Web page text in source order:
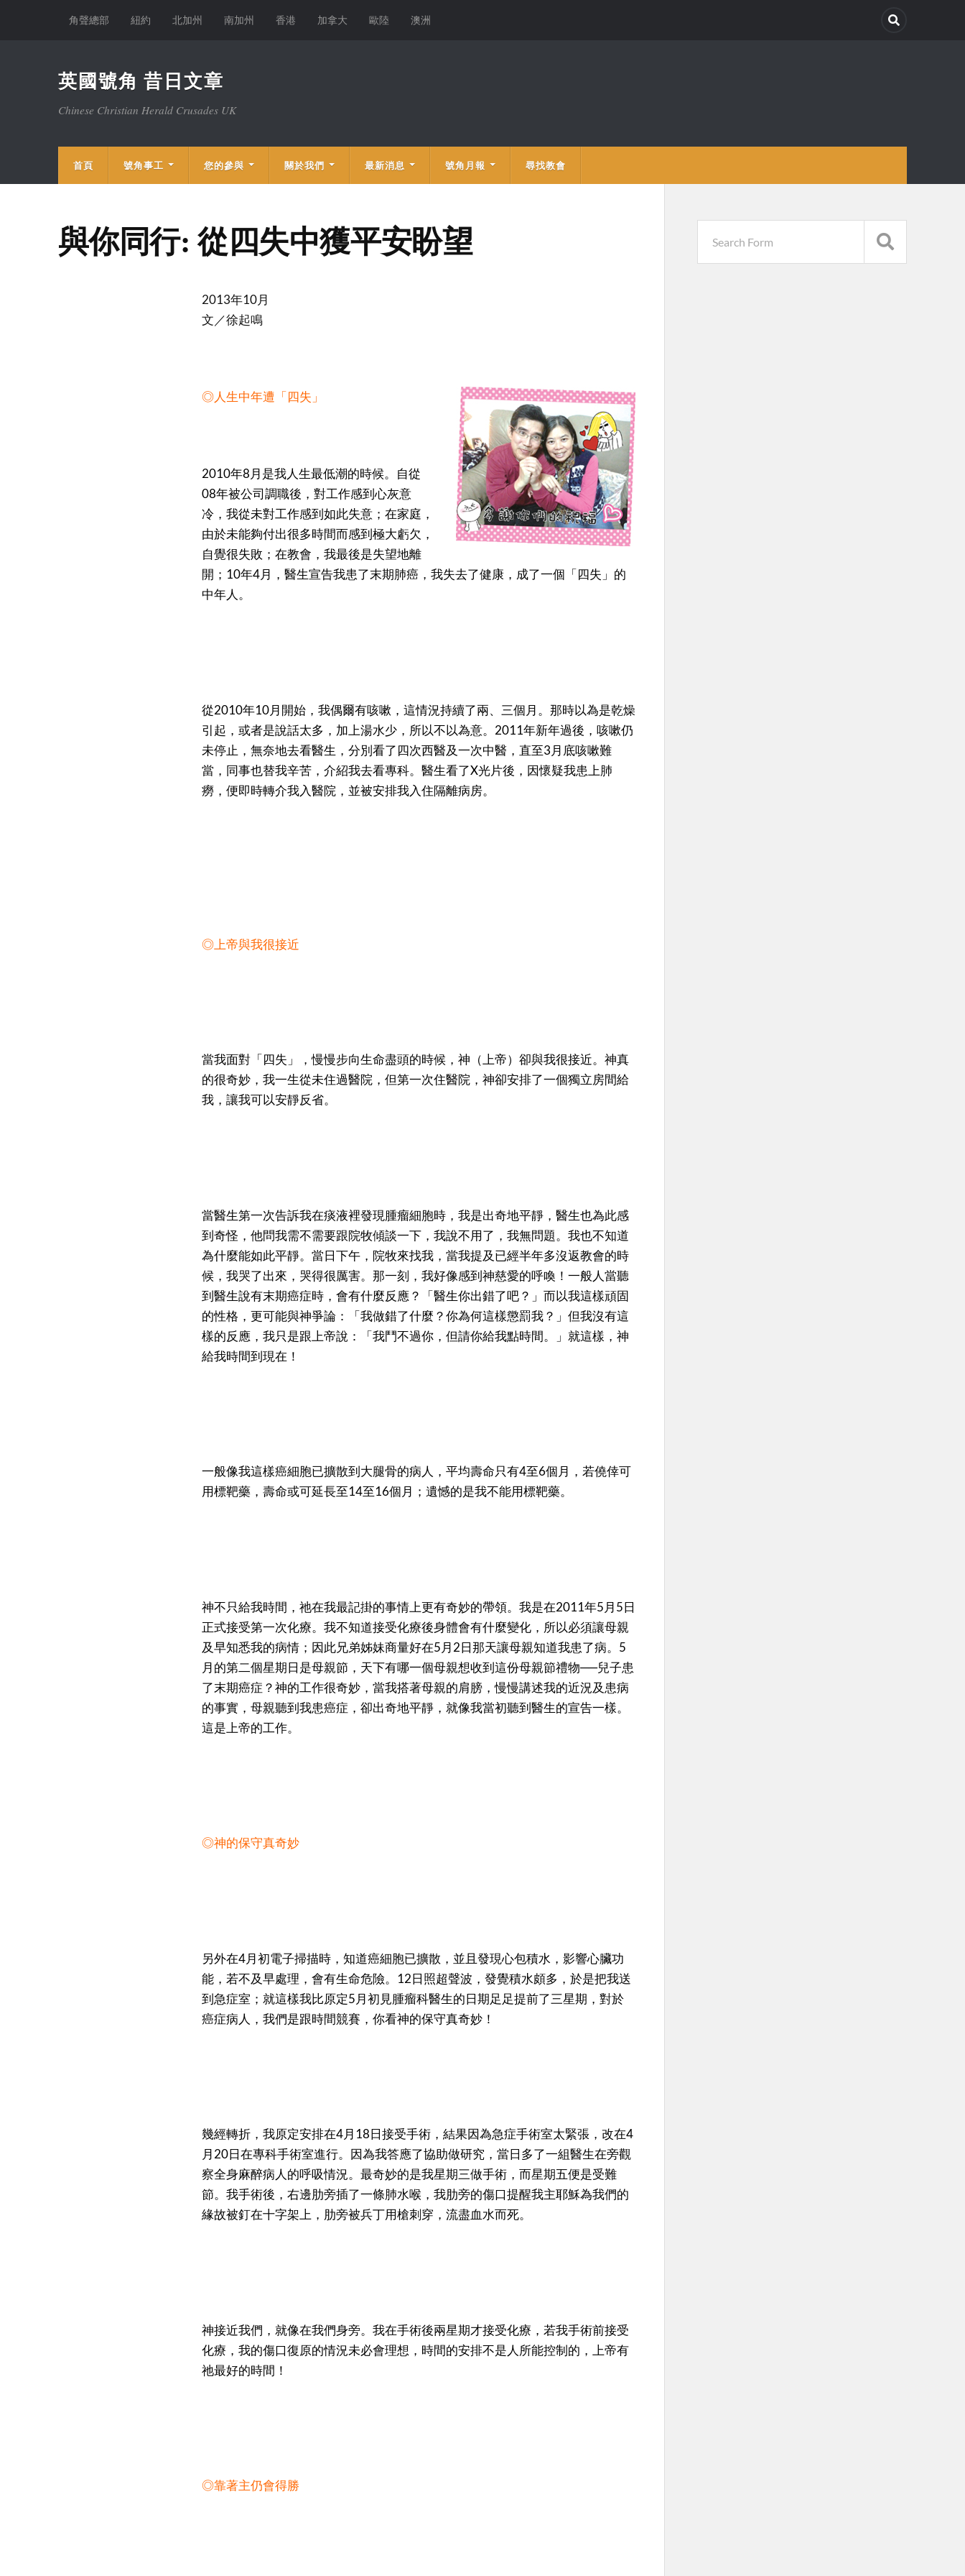
角聲總部 紐約 北加州 南加州 香港 加拿大 歐陸 澳洲
英國號角 昔日文章
Chinese Christian Herald Crusades UK
首頁 號角事工 您的參與 關於我們 最新消息 號角月報 尋找教會
與你同行: 從四失中獲平安盼望
2013年10月
文／徐起鳴
◎人生中年遭「四失」
2010年8月是我人生最低潮的時候。自從
08年被公司調職後，對工作感到心灰意
冷，我從未對工作感到如此失意；在家庭，
由於未能夠付出很多時間而感到極大虧欠，
自覺很失敗；在教會，我最後是失望地離
開；10年4月，醫生宣告我患了末期肺癌，我失去了健康，成了一個「四失」的
中年人。
從2010年10月開始，我偶爾有咳嗽，這情況持續了兩、三個月。那時以為是乾燥
引起，或者是說話太多，加上湯水少，所以不以為意。2011年新年過後，咳嗽仍
未停止，無奈地去看醫生，分別看了四次西醫及一次中醫，直至3月底咳嗽難
當，同事也替我辛苦，介紹我去看專科。醫生看了X光片後，因懷疑我患上肺
癆，便即時轉介我入醫院，並被安排我入住隔離病房。
◎上帝與我很接近
當我面對「四失」，慢慢步向生命盡頭的時候，神（上帝）卻與我很接近。神真
的很奇妙，我一生從未住過醫院，但第一次住醫院，神卻安排了一個獨立房間給
我，讓我可以安靜反省。
當醫生第一次告訴我在痰液裡發現腫瘤細胞時，我是出奇地平靜，醫生也為此感
到奇怪，他問我需不需要跟院牧傾談一下，我說不用了，我無問題。我也不知道
為什麼能如此平靜。當日下午，院牧來找我，當我提及已經半年多沒返教會的時
候，我哭了出來，哭得很厲害。那一刻，我好像感到神慈愛的呼喚！一般人當聽
到醫生說有末期癌症時，會有什麼反應？「醫生你出錯了吧？」而以我這樣頑固
的性格，更可能與神爭論：「我做錯了什麼？你為何這樣懲罰我？」但我沒有這
樣的反應，我只是跟上帝說：「我鬥不過你，但請你給我點時間。」就這樣，神
給我時間到現在！
一般像我這樣癌細胞已擴散到大腿骨的病人，平均壽命只有4至6個月，若僥倖可
用標靶藥，壽命或可延長至14至16個月；遺憾的是我不能用標靶藥。
神不只給我時間，祂在我最記掛的事情上更有奇妙的帶領。我是在2011年5月5日
正式接受第一次化療。我不知道接受化療後身體會有什麼變化，所以必須讓母親
及早知悉我的病情；因此兄弟姊妹商量好在5月2日那天讓母親知道我患了病。5
月的第二個星期日是母親節，天下有哪一個母親想收到這份母親節禮物──兒子患
了末期癌症？神的工作很奇妙，當我搭著母親的肩膀，慢慢講述我的近況及患病
的事實，母親聽到我患癌症，卻出奇地平靜，就像我當初聽到醫生的宣告一樣。
這是上帝的工作。
◎神的保守真奇妙
另外在4月初電子掃描時，知道癌細胞已擴散，並且發現心包積水，影響心臟功
能，若不及早處理，會有生命危險。12日照超聲波，發覺積水頗多，於是把我送
到急症室；就這樣我比原定5月初見腫瘤科醫生的日期足足提前了三星期，對於
癌症病人，我們是跟時間競賽，你看神的保守真奇妙！
幾經轉折，我原定安排在4月18日接受手術，結果因為急症手術室太緊張，改在4
月20日在專科手術室進行。因為我答應了協助做研究，當日多了一組醫生在旁觀
察全身麻醉病人的呼吸情況。最奇妙的是我星期三做手術，而星期五便是受難
節。我手術後，右邊肋旁插了一條肺水喉，我肋旁的傷口提醒我主耶穌為我們的
緣故被釘在十字架上，肋旁被兵丁用槍刺穿，流盡血水而死。
神接近我們，就像在我們身旁。我在手術後兩星期才接受化療，若我手術前接受
化療，我的傷口復原的情況未必會理想，時間的安排不是人所能控制的，上帝有
祂最好的時間！
◎靠著主仍會得勝